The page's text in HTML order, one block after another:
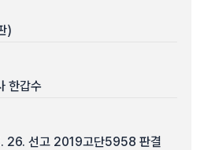
)
한갑수
26. 선고 2019고단5958 판결